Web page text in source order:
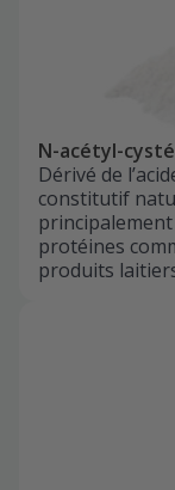
N-acétyl-
Dérivé de
constitutif
protéines
produits